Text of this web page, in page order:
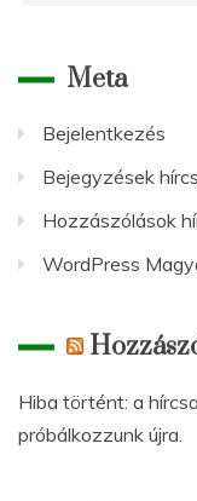
Meta
Bejelentkezés
Bejegyzések
Hozzászólások
WordPress
Hiba történt: a
próbálkozzunk újra.